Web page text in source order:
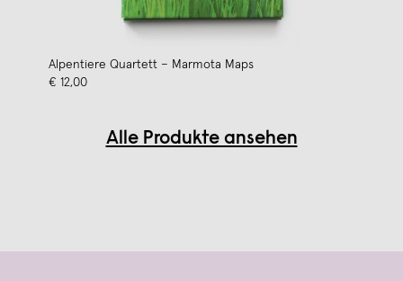
Alpentiere Quartett – Marmota Maps
€ 12,00
Alle Produkte ansehen